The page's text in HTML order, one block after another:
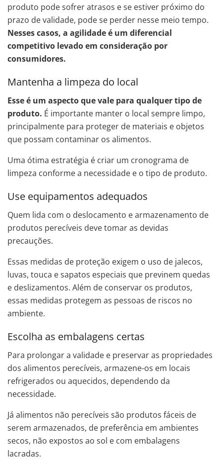
produto pode sofrer atrasos e se estiver próximo do
prazo de validade, pode se perder nesse meio tempo.
Nesses casos, a agilidade é um diferencial
competitivo levado em consideração por
consumidores.
Mantenha a limpeza do local
Esse é um aspecto que vale para qualquer tipo de
produto. É importante manter o local sempre limpo,
principalmente para proteger de materiais e objetos
que possam contaminar os alimentos.
Uma ótima estratégia é criar um cronograma de
limpeza conforme a necessidade e o tipo de produto.
Use equipamentos adequados
Quem lida com o deslocamento e armazenamento de
produtos perecíveis deve tomar as devidas
precauções.
Essas medidas de proteção exigem o uso de jalecos,
luvas, touca e sapatos especiais que previnem quedas
e deslizamentos. Além de conservar os produtos,
essas medidas protegem as pessoas de riscos no
ambiente.
Escolha as embalagens certas
Para prolongar a validade e preservar as propriedades
dos alimentos perecíveis, armazene-os em locais
refrigerados ou aquecidos, dependendo da
necessidade.
Já alimentos não perecíveis são produtos fáceis de
serem armazenados, de preferência em ambientes
secos, não expostos ao sol e com embalagens
lacradas.